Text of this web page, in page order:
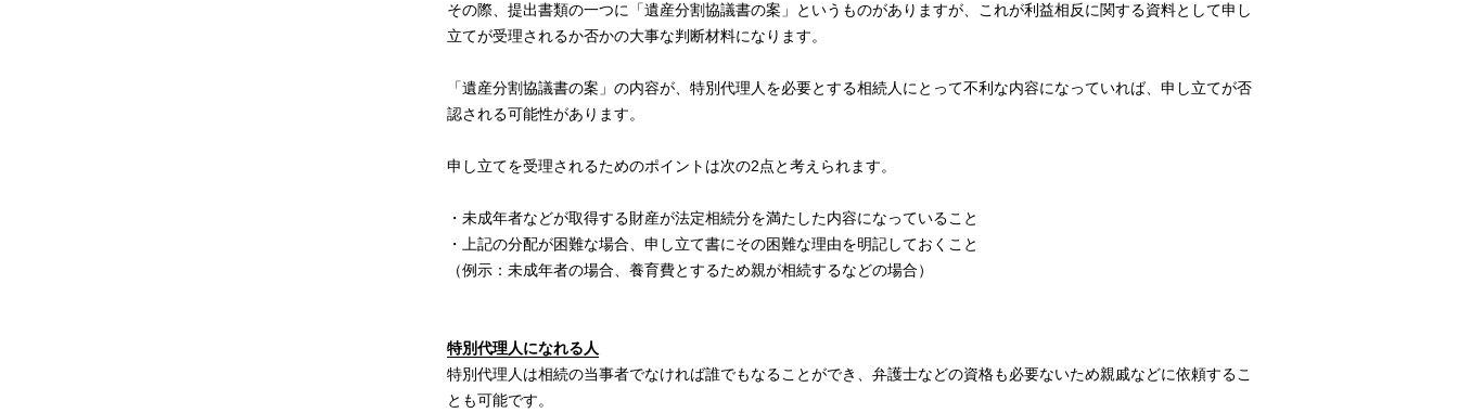
その際、提出書類の一つに「遺産分割協議書の案」というものがありますが、これが利益相反に関する資料として申し
立てが受理されるか否かの大事な判断材料になります。
「遺産分割協議書の案」の内容が、特別代理人を必要とする相続人にとって不利な内容になっていれば、申し立てが否
認される可能性があります。
申し立てを受理されるためのポイントは次の2点と考えられます。
・未成年者などが取得する財産が法定相続分を満たした内容になっていること
・上記の分配が困難な場合、申し立て書にその困難な理由を明記しておくこと
（例示：未成年者の場合、養育費とするため親が相続するなどの場合）
特別代理人になれる人
特別代理人は相続の当事者でなければ誰でもなることができ、弁護士などの資格も必要ないため親戚などに依頼するこ
とも可能です。